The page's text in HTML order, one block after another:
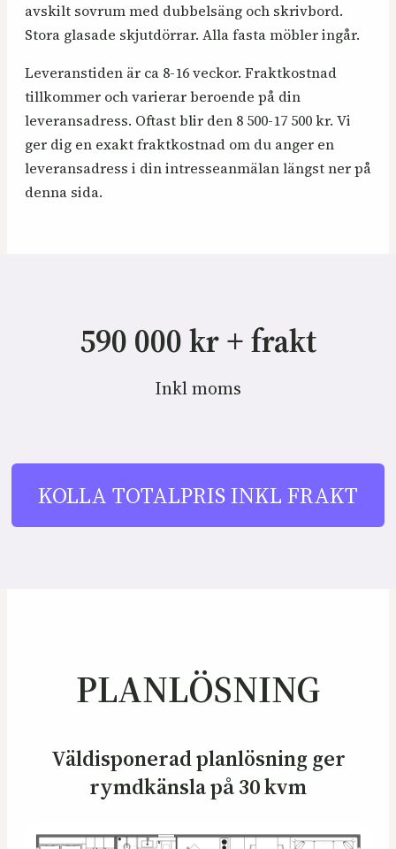
avskilt sovrum med dubbelsäng och skrivbord.
Stora glasade skjutdörrar. Alla fasta möbler ingår.
Leveranstiden är ca 8-16 veckor. Fraktkostnad
tillkommer och varierar beroende på din
leveransadress. Oftast blir den 8 500-17 500 kr. Vi
ger dig en exakt fraktkostnad om du anger en
leveransadress i din intresseanmälan längst ner på
denna sida.
590 000 kr + frakt
Inkl moms
KOLLA TOTALPRIS INKL FRAKT
PLANLÖSNING
Väldisponerad planlösning ger
rymdkänsla på 30 kvm